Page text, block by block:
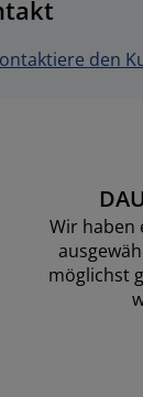
den
Wir haben
möglichst